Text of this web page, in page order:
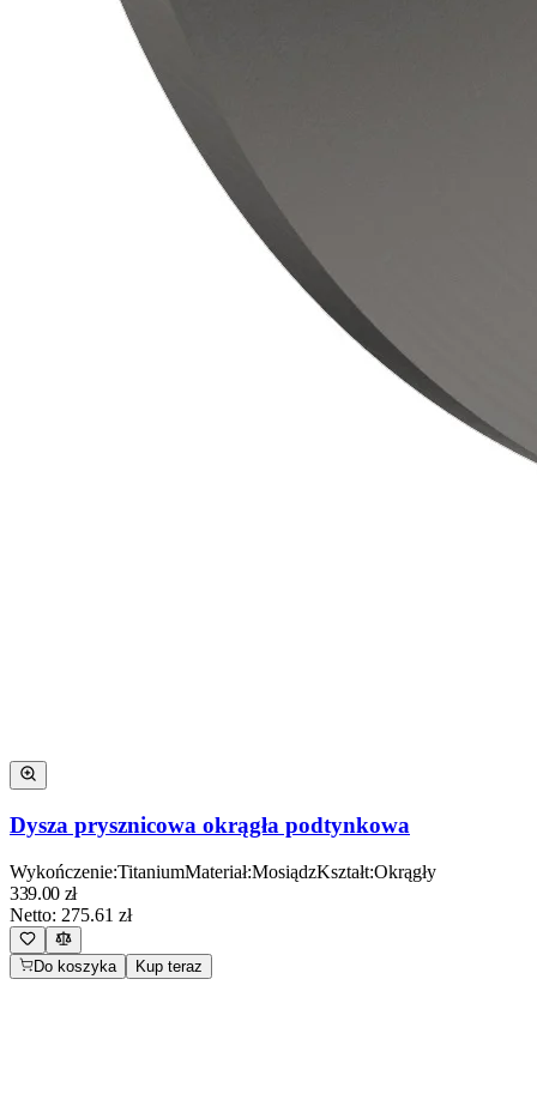
Dysza prysznicowa okrągła podtynkowa
Wykończenie:TitaniumMateriał:MosiądzKształt:Okrągły
339.00 zł
Netto: 275.61 zł
Do koszyka Kup teraz